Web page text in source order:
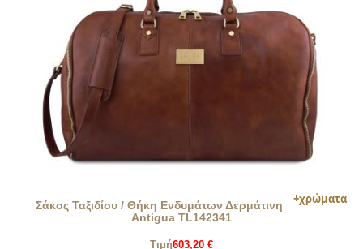
Σάκος Ταξιδίου / Θήκη Ενδυμάτων Δερμάτινη
Antigua TL142341
Τιμή603,20 €